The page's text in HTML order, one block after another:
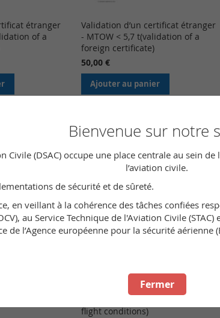
étranger
of a
Validation d’un certificat étranger
- MTOW < 5,7 t(validation of a
foreign certificate)
50,00 €
Ajouter au panier
Laissez-passer + conditions de
flight conditions)
Bienvenue sur notre
Civile (DSAC) occupe une place centrale au sein
l’aviation civile.
de sécurité et de sûreté.
en veillant à la cohérence des tâches confiées
au Service Technique de l'Aviation Civile
de l’Agence européenne pour la sécurité
Fermer